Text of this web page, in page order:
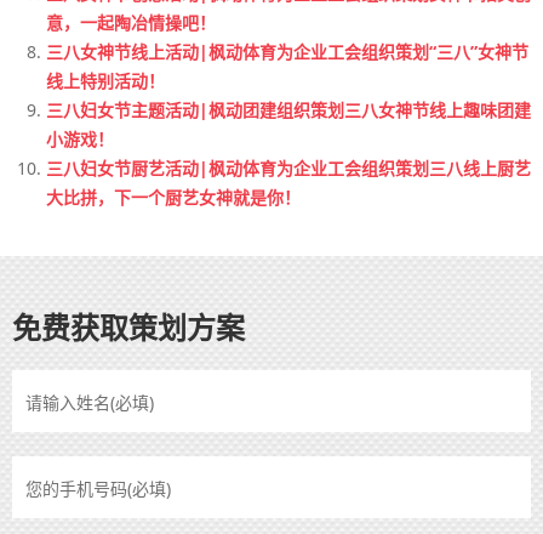
意，一起陶冶情操吧！
三八女神节线上活动|枫动体育为企业工会组织策划“三八”女神节
线上特别活动！
三八妇女节主题活动|枫动团建组织策划三八女神节线上趣味团建
小游戏！
三八妇女节厨艺活动|枫动体育为企业工会组织策划三八线上厨艺
大比拼，下一个厨艺女神就是你！
免费获取策划方案